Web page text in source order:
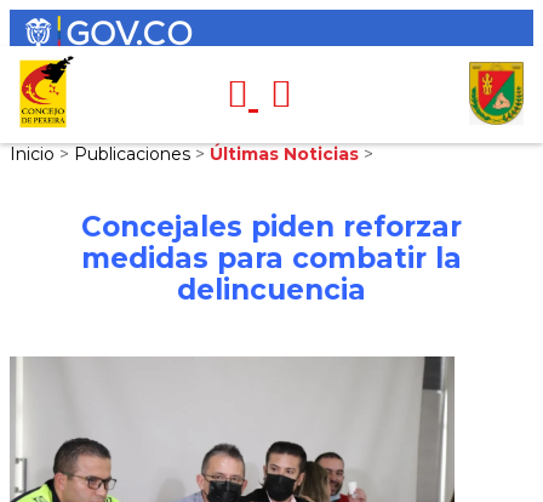
Inicio > Publicaciones > Últimas Noticias >
Concejales piden reforzar
medidas para combatir la
delincuencia